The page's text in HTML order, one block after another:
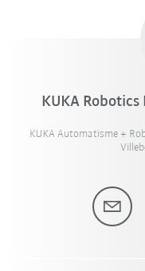
KUKA
KUKA Automatisme +